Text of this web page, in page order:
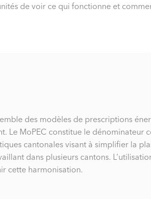
de voir ce qui fonctionne et
des modèles de prescriptions
Le MoPEC constitue le dénominateur
cantonales visant à simplifier la
dans plusieurs cantons.
cette harmonisation.